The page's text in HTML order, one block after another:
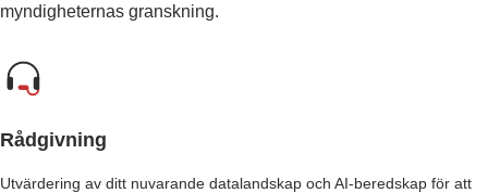
myndigheternas granskning.
Rådgivning
Utvärdering av ditt nuvarande datalandskap och AI-beredskap för att